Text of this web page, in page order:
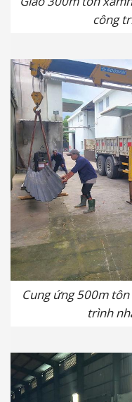
công
Cung ứng 500m
trình